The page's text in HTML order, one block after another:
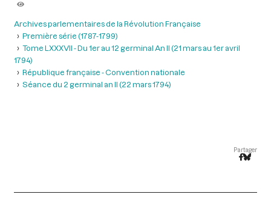
Archives parlementaires de la Révolution Française
Première série (1787-1799)
Tome LXXXVII - Du 1er au 12 germinal An II (21 mars au 1er avril
1794)
République française - Convention nationale
Séance du 2 germinal an II (22 mars 1794)
Partager